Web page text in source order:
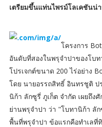
เตรียมขึ้นแท่นไพรม์โลเคชันน่
โครงการ
อันดับที่สองในพรุจำปาของโบ
โปรเจกต์ขนาด 200 ไร่อย่าง
โดย นายอรรถสิทธิ์ อินทรชูติ ป
นิก้า ลักซูรี่ ภูเก็ต จำกัด เผยถึง
ย่านพรุจำปา ว่า "โบทานิก้า ลั
พื้นที่พรุจำปา ข้อแรกคือทำเลที่